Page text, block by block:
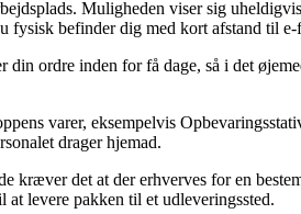
Muligheden viser sig
befinder dig med kort afstand til e-
ordre inden for få dage, så i det
varer, eksempelvis
drager hjemad.
det at der erhverves for en
levere pakken til et udleveringssted.